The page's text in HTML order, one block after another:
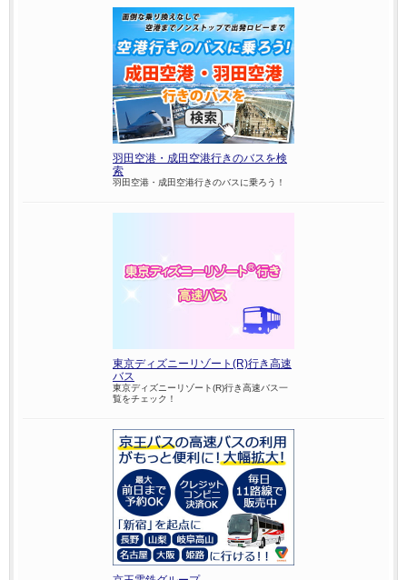
羽田空港・成田空港行きのバスを検
索
羽田空港・成田空港行きのバスに乗ろう！
東京ディズニーリゾート(R)行き高速
バス
東京ディズニーリゾート(R)行き高速バス一
覧をチェック！